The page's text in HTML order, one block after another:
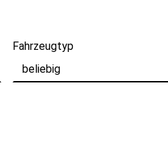
Fahrzeugtyp